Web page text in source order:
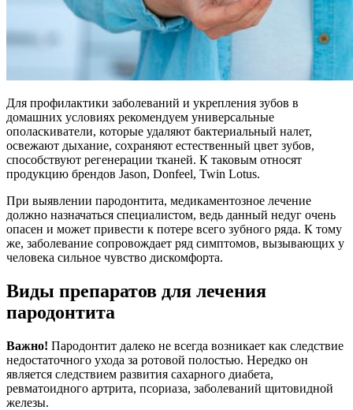
Для профилактики заболеваний и укрепления зубов в
домашних условиях рекомендуем универсальные
ополаскиватели, которые удаляют бактериальный налет,
освежают дыхание, сохраняют естественный цвет зубов,
способствуют регенерации тканей. К таковым относят
продукцию брендов Jason, Donfeel, Twin Lotus.
При выявлении пародонтита, медикаментозное лечение
должно назначаться специалистом, ведь данный недуг очень
опасен и может привести к потере всего зубного ряда. К тому
же, заболевание сопровождает ряд симптомов, вызывающих у
человека сильное чувство дискомфорта.
Виды препаратов для лечения
пародонтита
Важно! Пародонтит далеко не всегда возникает как следствие
недостаточного ухода за ротовой полостью. Нередко он
является следствием развития сахарного диабета,
ревматоидного артрита, псориаза, заболеваний щитовидной
железы.